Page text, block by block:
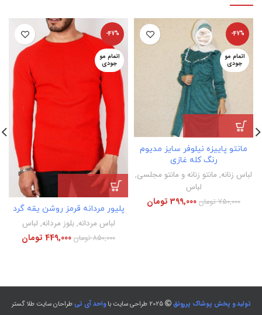
-47%
اتمام مو
جودی
مانتو پاییزه نیلوفر سایز مدیوم
رنگ کله غازی
لباس زنانه, مانتو زنانه و مانتو مجلسی,
لباس
750,000 تومان 399,000 تومان
-47%
اتمام مو
جودی
پلیور مردانه قرمز روشن یقه گرد
لباس مردانه,بلوز مردانه, لباس
850,000 تومان 449,000 تومان
تولید و پخش پوشاک پررونق 2025 طراحی سایت با واحد آی تیطراحان سایت طلا گستر